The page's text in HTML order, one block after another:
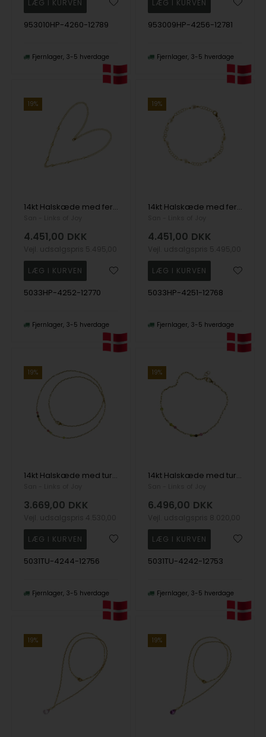
953010HP-4260-12789
Fjernlager 3-5 hverdage
953009HP-4256-12781
Fjernlager 3-5 hverdage
19%
14kt Halskæde med ferskvandsperler 45 cm, fra San - Links of Joy
4.451,00 DKK
5033HP-4252-12770
Fjernlager 3-5 hverdage
19%
14kt Halskæde med ferskvandsperler 45 cm, fra San - Links of Joy
4.451,00 DKK
5033HP-4251-12768
Fjernlager 3-5 hverdage
19%
14kt Halskæde med turmalin 45 cm, fra San - Links of Joy
3.669,00 DKK
5031TU-4244-12756
Fjernlager 3-5 hverdage
19%
14kt Halskæde med turmalin 45 cm, fra San - Links of Joy
6.496,00 DKK
5031TU-4242-12753
Fjernlager 3-5 hverdage
19% 19%